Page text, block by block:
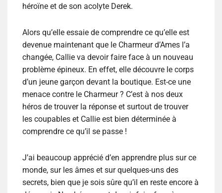
héroïne et de son acolyte Derek.
Alors qu’elle essaie de comprendre ce qu’elle est
devenue maintenant que le Charmeur d’Ames l’a
changée, Callie va devoir faire face à un nouveau
problème épineux. En effet, elle découvre le corps
d’un jeune garçon devant la boutique. Est-ce une
menace contre le Charmeur ? C’est à nos deux
héros de trouver la réponse et surtout de trouver
les coupables et Callie est bien déterminée à
comprendre ce qu’il se passe !
J’ai beaucoup apprécié d’en apprendre plus sur ce
monde, sur les âmes et sur quelques-uns des
secrets, bien que je sois sûre qu’il en reste encore à